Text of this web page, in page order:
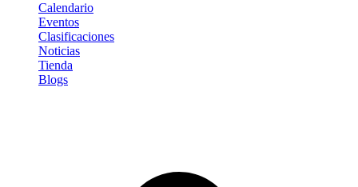
Calendario
Eventos
Clasificaciones
Noticias
Tienda
Blogs